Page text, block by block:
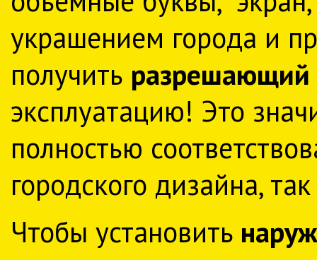
украшением города и
получить разрешающий
эксплуатацию! Это
полностью
городского дизайна,
Чтобы установить